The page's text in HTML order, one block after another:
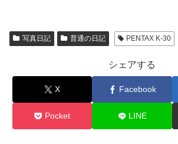
写真日記 普通の日記 PENTAX K-30
シェアする
X Facebook
Pocket LINE